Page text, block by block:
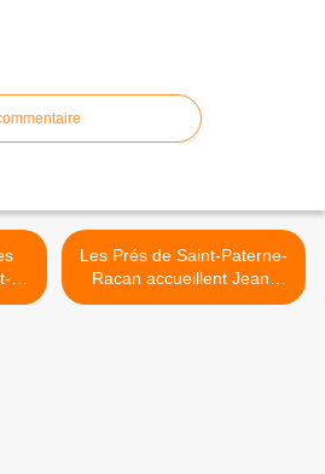
Les Prés de Saint-Paterne-
Racan accueillent Jean-
Michel CLAVEAU >